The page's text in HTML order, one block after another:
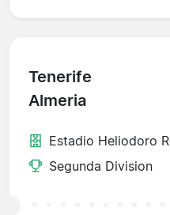
Tenerife
Almeria
Estadio Heliodoro
Segunda Division